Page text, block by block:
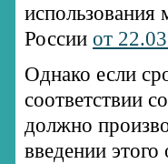
России от
Однако если
соответствии
должно
введении